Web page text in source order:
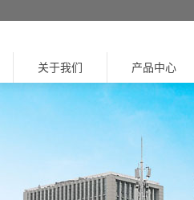
关于我们 产品中心